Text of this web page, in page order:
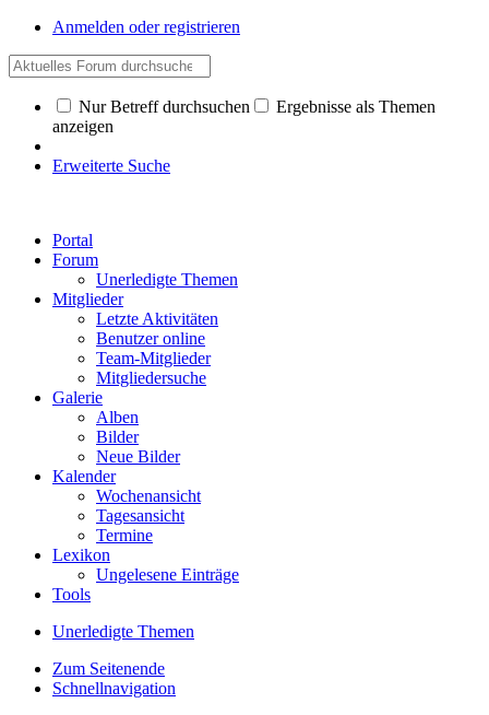
Anmelden oder registrieren
Nur Betreff durchsuchen
Ergebnisse als Themen
anzeigen
Erweiterte Suche
Portal
Forum
Unerledigte Themen
Mitglieder
Letzte Aktivitäten
Benutzer online
Team-Mitglieder
Mitgliedersuche
Galerie
Alben
Bilder
Neue Bilder
Kalender
Wochenansicht
Tagesansicht
Termine
Lexikon
Ungelesene Einträge
Tools
Unerledigte Themen
Zum Seitenende
Schnellnavigation